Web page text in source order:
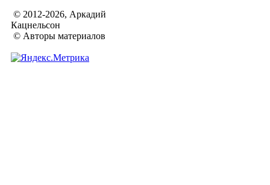
© 2012-2026, Аркадий
Кацнельсон
© Авторы материалов